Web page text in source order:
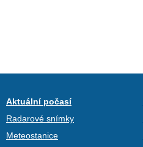
Aktuální počasí
Radarové snímky
Meteostanice